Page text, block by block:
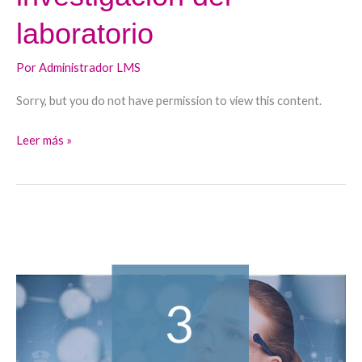
laboratorio
PorAdministrador LMS
Sorry, but you do not have permission to view this content.
Leer más »